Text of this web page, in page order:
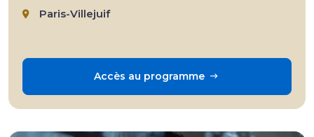
Paris-Villejuif
Accès au programme